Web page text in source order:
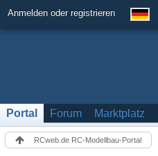
Anmelden oder registrieren
Portal Forum Marktplatz
RCweb.de RC-Modellbau-Portal